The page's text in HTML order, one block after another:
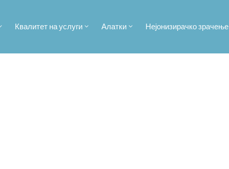
Квалитет на услуги Алатки Нејонизирачко зрачење